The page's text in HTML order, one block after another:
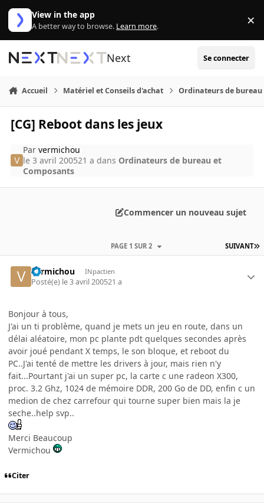
Aller au contenu
View in the app
A better way to browse. Learn more. ×
Next Se connecter
Accueil Matériel et Conseils d'achat Ordinateurs de bureau
[CG] Reboot dans les jeux
Parvermichou
le 3 avril 200521 a dans Ordinateurs de bureau et
Composants
Commencer un nouveau sujet
SUIVANT
PAGE 1 SUR 2
vermichou INpactien
Posté(e) le 3 avril 200521 a
Bonjour à tous,
J'ai un ti problème, quand je mets un jeu en route, dans un
délai aléatoire, mon pc plante pdt quelques secondes après
avoir joué pendant X temps, le son bloque, et reboot du
PC..J'ai tenté de mettre les drivers à jour, mais rien n'y
fait...Pourtant j'ai un super pc, la carte c une radeon X300,
proc. 3.2 Ghz, 1024 de mémoire DDR, 200 Go de DD, enfin c un
medion de chez carrefour qui tourne super bien mais la je
seche..help svp..
Merci Beaucoup
Vermichou
Citer